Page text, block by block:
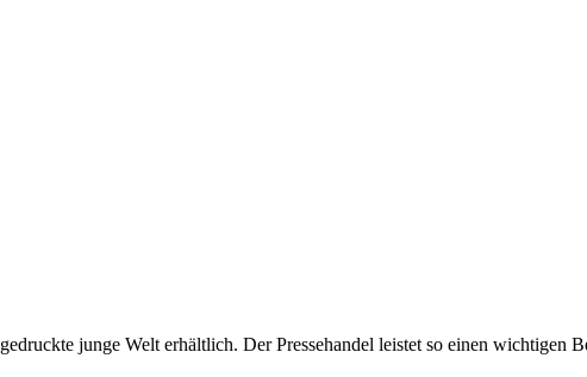
junge Welt erhältlich. Der Pressehandel leistet so einen wichtigen